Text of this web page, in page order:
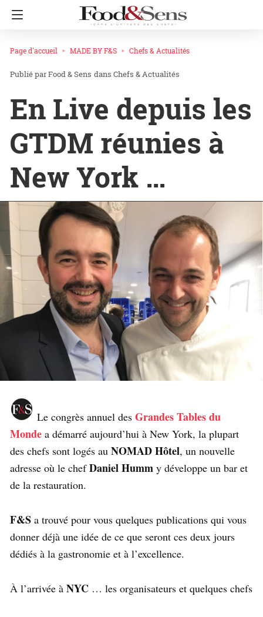
Page d'accueil MADE BY F&S Chefs & Actualités
Food & Sens dans Chefs & Actualités
En Live depuis les
GTDM réunies à
New York …
Le congrès annuel des Grandes Tables du
Monde a démarré aujourd’hui à New York, la plupart
des chefs sont logés au NOMAD Hôtel, un nouvelle
adresse où le chefDaniel Humm y développe un bar et
de la restauration.
F&S a trouvé pour vous quelques publications qui vous
donner déjà une idée de ce que seront ces deux jours
dédiés à la gastronomie et à l’excellence.
À l’arrivée à NYC … les organisateurs et quelques chefs